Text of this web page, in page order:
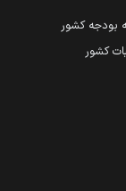
بودجه کشور
کشور